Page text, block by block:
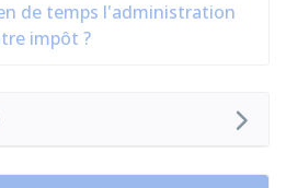
de temps l'administration
impôt ?